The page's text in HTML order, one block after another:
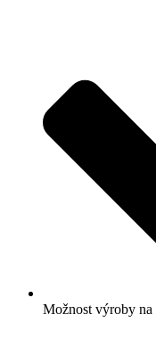
Možnost výroby na